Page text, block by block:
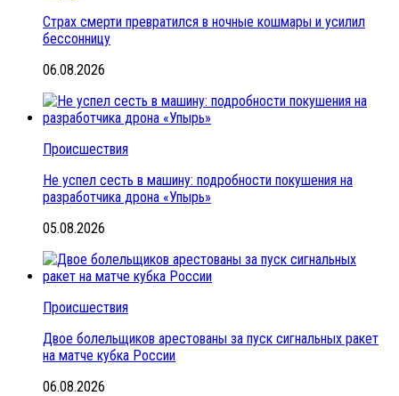
Страх смерти превратился в ночные кошмары и усилил
бессонницу
06.08.2026
Происшествия
Не успел сесть в машину: подробности покушения на
разработчика дрона «Упырь»
05.08.2026
Происшествия
Двое болельщиков арестованы за пуск сигнальных ракет
на матче кубка России
06.08.2026